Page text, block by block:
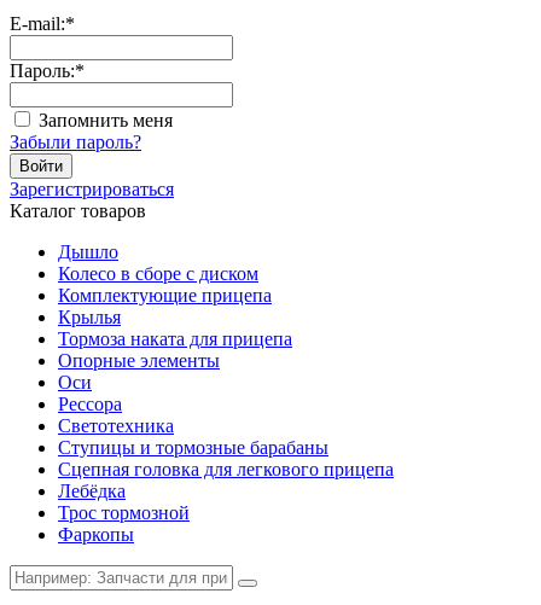
E-mail:*
Пароль:*
Запомнить меня
Забыли пароль?
Войти
Зарегистрироваться
Каталог товаров
Дышло
Колесо в сборе с диском
Комплектующие прицепа
Крылья
Тормоза наката для прицепа
Опорные элементы
Оси
Рессора
Светотехника
Ступицы и тормозные барабаны
Сцепная головка для легкового прицепа
Лебёдка
Трос тормозной
Фаркопы